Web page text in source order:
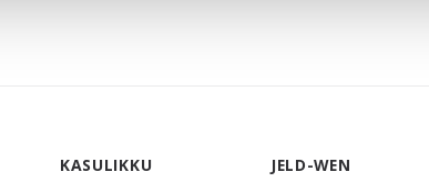
KASULIKKU
JELD-WEN